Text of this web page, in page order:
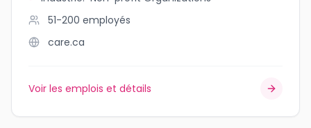
51-200 employés
care.ca
Voir les emplois et détails